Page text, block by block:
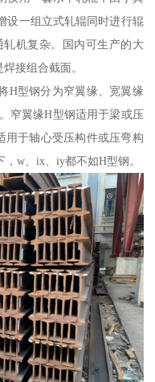
设一组立式轧辊同时进行辊
机复杂。国内可生产的大
接组合截面。
H型钢分为窄翼缘、宽翼缘
窄翼缘H型钢适用于梁或压
用于轴心受压构件或压弯构
w、ix、iy都不如H型钢。